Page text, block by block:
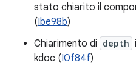
stato chiarito il
(Ibe98b)
Chiarimento di depth
kdoc (I0f84f)